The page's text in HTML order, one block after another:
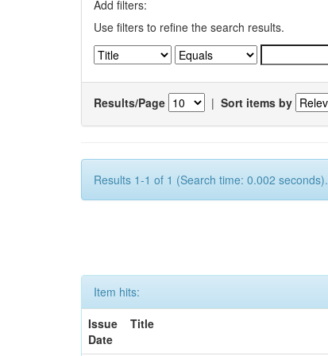
Add filters:
Use filters to refine the search results.
Results/Page | Sort items by
Results 1-1 of 1 (Search time: 0.002 seconds).
Item hits:
Issue
Date
Title